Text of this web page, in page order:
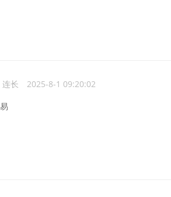
连长 2025-8-1 09:20:02